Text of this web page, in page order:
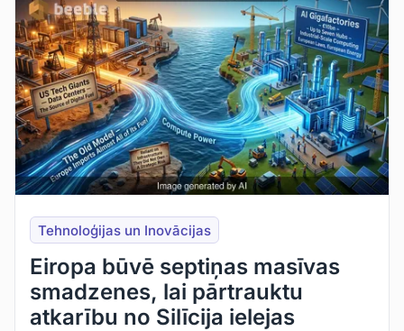
Tehnoloģijas un Inovācijas
Eiropa būvē septiņas masīvas
smadzenes, lai pārtrauktu
atkarību no Silīcija ielejas